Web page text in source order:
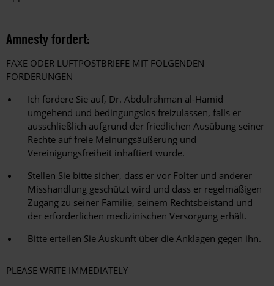
Amnesty fordert:
FAXE ODER LUFTPOSTBRIEFE MIT FOLGENDEN
FORDERUNGEN
Ich fordere Sie auf, Dr. Abdulrahman al-Hamid
umgehend und bedingungslos freizulassen, falls er
ausschließlich aufgrund der friedlichen Ausübung seiner
Rechte auf freie Meinungsäußerung und
Vereinigungsfreiheit inhaftiert wurde.
Stellen Sie bitte sicher, dass er vor Folter und anderer
Misshandlung geschützt wird und dass er regelmäßigen
Zugang zu seiner Familie, seinem Rechtsbeistand und
der erforderlichen medizinischen Versorgung erhält.
Bitte erteilen Sie Auskunft über die Anklagen gegen ihn.
PLEASE WRITE IMMEDIATELY